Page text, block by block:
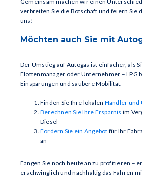
Gemeinsam machen wir einen
verbreiten Sie die Botschaft und feiern Sie
uns!
Möchten auch Sie mit
Der Umstieg auf Autogas ist einfacher, als
Flottenmanager oder Unternehmer – LPG
Einsparungen und saubere Mobilität.
Finden Sie Ihre lokalen Händler und
Berechnen Sie Ihre Ersparnis im
Diesel
Fordern Sie ein Angebot für Ihr
an
Fangen Sie noch heute an zu profitieren –
erschwinglich und nachhaltig das Fahren